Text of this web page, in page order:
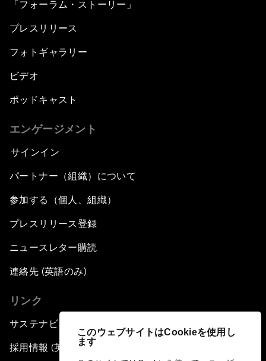
このウェブサイトはCookieを使用し
ます
「フォーラム・ストーリー」
プレスリリース
フォトギャラリー
ビデオ
ポッドキャスト
エンゲージメント
サインイン
パートナー（組織）について
参加する（個人、組織）
プレスリリース登録
ニュースレター購読
連絡先 (英語のみ)
リンク
サステナビリティへの取り組み
採用情報 (英語のみ)